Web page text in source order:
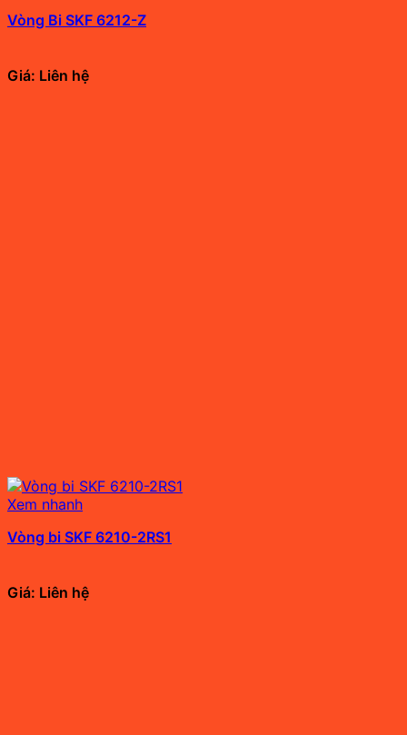
Vòng Bi SKF 6212-Z
Giá: Liên hệ
Xem nhanh
Vòng bi SKF 6210-2RS1
Giá: Liên hệ